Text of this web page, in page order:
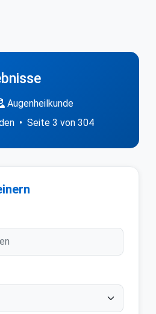
Augenheilkunde
• Seite 3 von 304